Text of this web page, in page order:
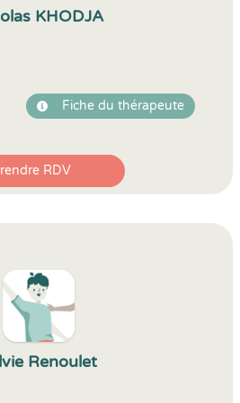
KHODJA
Fiche du thérapeute
RDV
Renoulet